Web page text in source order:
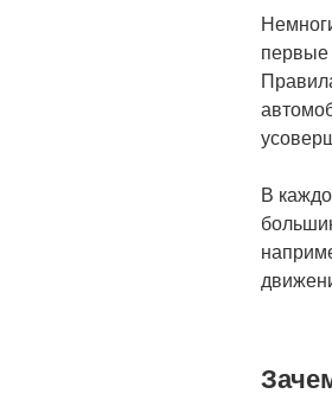
первые
В